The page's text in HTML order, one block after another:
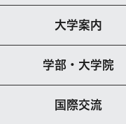
大学案内
学部・大学院
国際交流